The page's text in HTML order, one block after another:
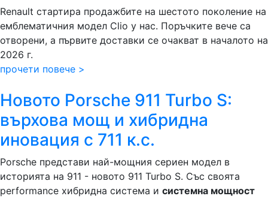
Renault стартира продажбите на шестото поколение на
емблематичния модел Clio у нас. Поръчките вече са
отворени, а първите доставки се очакват в началото на
2026 г.
прочети повече >
Новото Porsche 911 Turbo S:
върхова мощ и хибридна
иновация с 711 к.с.
Porsche представи най-мощния сериен модел в
историята на 911 - новото 911 Turbo S. Със своята
performance хибридна система и системна мощност